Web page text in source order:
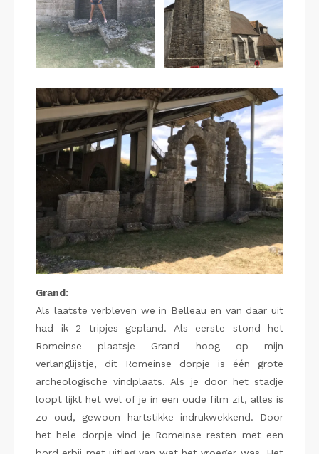
Grand:
Als laatste verbleven we in Belleau en van daar uit
had ik 2 tripjes gepland. Als eerste stond het
Romeinse plaatsje Grand hoog op mijn
verlanglijstje, dit Romeinse dorpje is één grote
archeologische vindplaats. Als je door het stadje
loopt lijkt het wel of je in een oude film zit, alles is
zo oud, gewoon hartstikke indrukwekkend. Door
het hele dorpje vind je Romeinse resten met een